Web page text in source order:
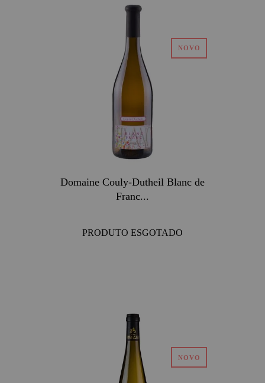
Domaine Couly-Dutheil Blanc de
Franc...
PRODUTO ESGOTADO